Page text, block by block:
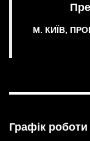
М. КИЇВ,
Графік